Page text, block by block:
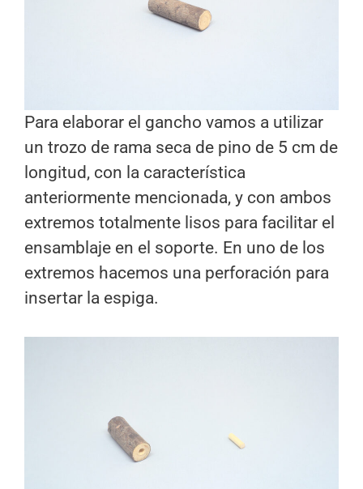
Para elaborar el gancho vamos a utilizar
un trozo de rama seca de pino de 5 cm de
longitud, con la característica
anteriormente mencionada, y con ambos
extremos totalmente lisos para facilitar el
ensamblaje en el soporte. En uno de los
extremos hacemos una perforación para
insertar la espiga.